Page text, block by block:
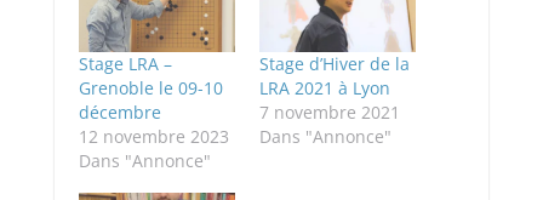
Stage LRA –
Grenoble le 09-10
décembre
12 novembre 2023
Dans "Annonce"
Stage d’Hiver de la
LRA 2021 à Lyon
7 novembre 2021
Dans "Annonce"